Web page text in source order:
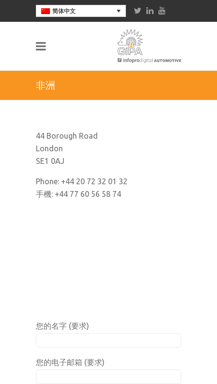
简体中文
非洲
44 Borough Road
London
SE1 0AJ
Phone: +44 20 72 32 01 32
手機: +44 77 60 56 58 74
您的名字 (要求)
您的电子邮箱 (要求)